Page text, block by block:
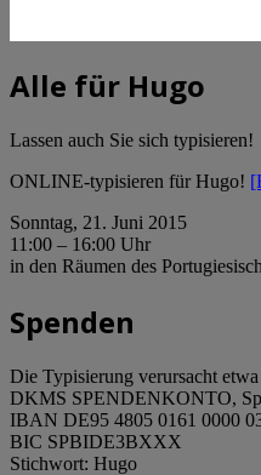
Alle für Hugo
Lassen auch Sie sich typisieren!
ONLINE-typisieren für Hugo!
Sonntag, 21. Juni 2015
11:00 – 16:00 Uhr
in den Räumen des
Spenden
Die Typisierung verursacht
DKMS SPENDENKONTO,
IBAN DE95 4805 0161 0000
BIC SPBIDE3BXXX
Stichwort: Hugo